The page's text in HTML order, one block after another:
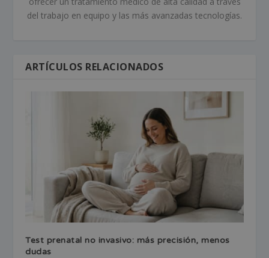
del trabajo en equipo y las más avanzadas tecnologías.
ARTÍCULOS RELACIONADOS
Test prenatal no invasivo: más precisión, menos
dudas